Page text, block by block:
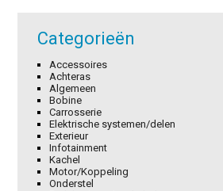
Categorieën
Accessoires
Achteras
Algemeen
Bobine
Carrosserie
Elektrische systemen/delen
Exterieur
Infotainment
Kachel
Motor/Koppeling
Onderstel